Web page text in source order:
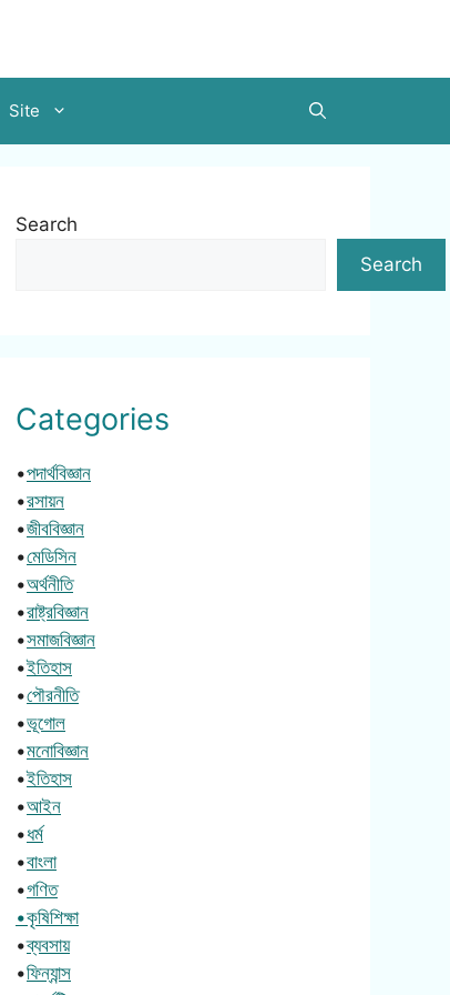
Site
Search
Search
Categories
•পদার্থবিজ্ঞান
•রসায়ন
•জীববিজ্ঞান
•মেডিসিন
•অর্থনীতি
•রাষ্ট্রবিজ্ঞান
•সমাজবিজ্ঞান
•ইতিহাস
•পৌরনীতি
•ভূগোল
•মনোবিজ্ঞান
•ইতিহাস
•আইন
•ধর্ম
•বাংলা
•গণিত
•কৃষিশিক্ষা
•ব্যবসায়
•ফিন্যান্স